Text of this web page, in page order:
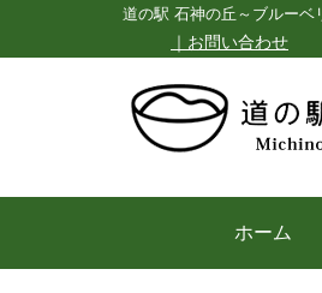
道の駅 石神の丘～ブルーベ
｜お問い合わせ
ホーム